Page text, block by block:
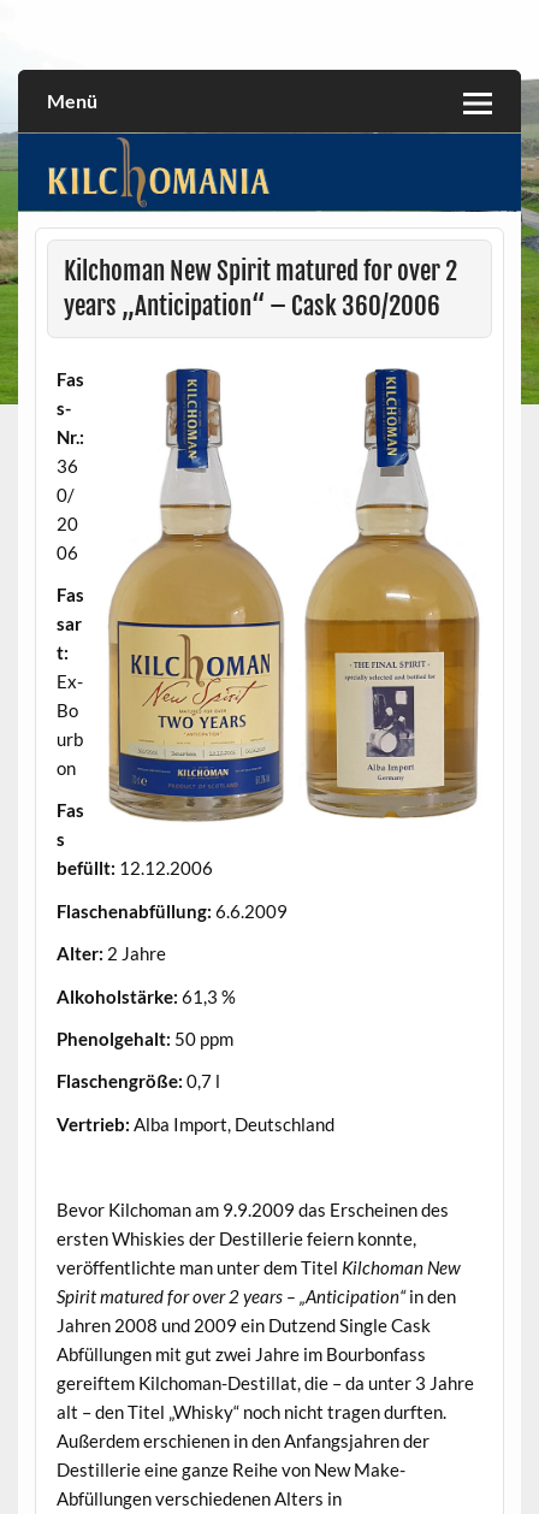
Menü
Kilchoman New Spirit matured for over 2
years „Anticipation“ – Cask 360/2006
Fas
s-
Nr.:
36
0/
20
06
Fas
sar
t:
Ex-
Bo
urb
on
Fas
s
befüllt: 12.12.2006
Flaschenabfüllung: 6.6.2009
Alter: 2 Jahre
Alkoholstärke: 61,3 %
Phenolgehalt: 50 ppm
Flaschengröße: 0,7 l
Vertrieb: Alba Import, Deutschland
Bevor Kilchoman am 9.9.2009 das Erscheinen des
ersten Whiskies der Destillerie feiern konnte,
veröffentlichte man unter dem Titel Kilchoman New
Spirit matured for over 2 years – „Anticipation“in den
Jahren 2008 und 2009 ein Dutzend Single Cask
Abfüllungen mit gut zwei Jahre im Bourbonfass
gereiftem Kilchoman-Destillat, die – da unter 3 Jahre
alt – den Titel „Whisky“ noch nicht tragen durften.
Außerdem erschienen in den Anfangsjahren der
Destillerie eine ganze Reihe von New Make-
Abfüllungen verschiedenen Alters in